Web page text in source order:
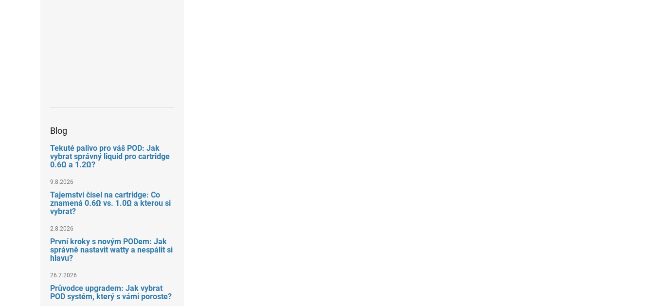
Blog
Tekuté palivo pro váš POD: Jak
vybrat správný liquid pro cartridge
0.6Ω a 1.2Ω?
9.8.2026
Tajemství čísel na cartridge: Co
znamená 0.6Ω vs. 1.0Ω a kterou si
vybrat?
2.8.2026
První kroky s novým PODem: Jak
správně nastavit watty a nespálit si
hlavu?
26.7.2026
Průvodce upgradem: Jak vybrat
POD systém, který s vámi poroste?